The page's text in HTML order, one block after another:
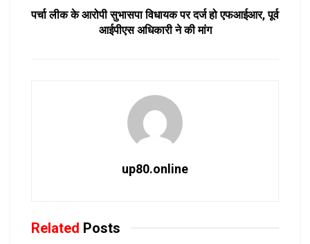
पर्चा लीक के आरोपी सुभासपा विधायक पर दर्ज हो एफआईआर, पूर्व
आईपीएस अधिकारी ने की मांग
up80.online
Related Posts